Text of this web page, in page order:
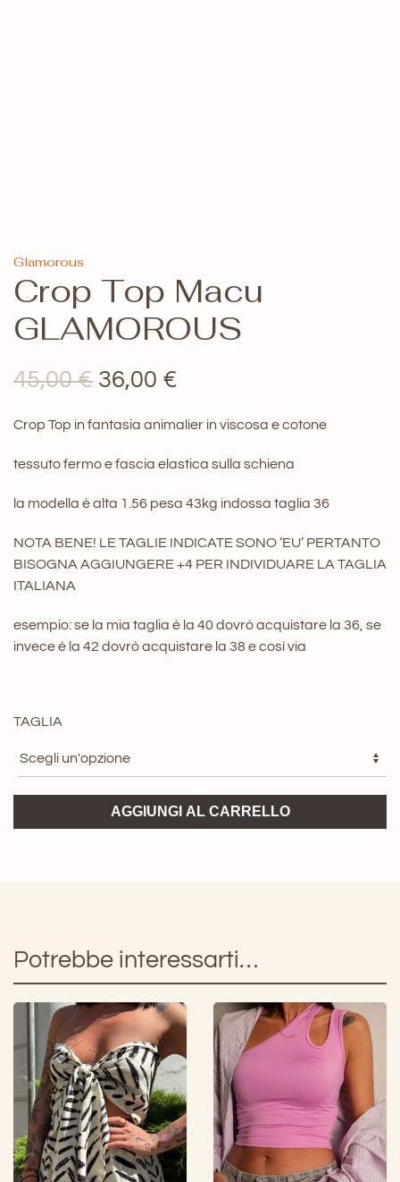
Glamorous
Crop Top Macu
GLAMOROUS
45,00€ Il
era:
45,00 €.
36,00 €
è:
36,00 €.
Crop Top in fantasia animalier in viscosa e cotone
tessuto fermo e fascia elastica sulla schiena
la modella è alta 1.56 pesa 43kg indossa taglia 36
NOTA BENE! LE TAGLIE INDICATE SONO ‘EU’ PERTANTO
BISOGNA AGGIUNGERE +4 PER INDIVIDUARE LA TAGLIA
ITALIANA
esempio: se la mia taglia è la 40 dovrò acquistare la 36, se
invece è la 42 dovrò acquistare la 38 e così via
TAGLIA
Top
AGGIUNGI AL CARRELLO
Potrebbe interessarti…